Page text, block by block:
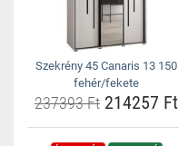
Szekrény 45 Canaris 13 150
fehér/fekete
237393 Ft 214257 Ft